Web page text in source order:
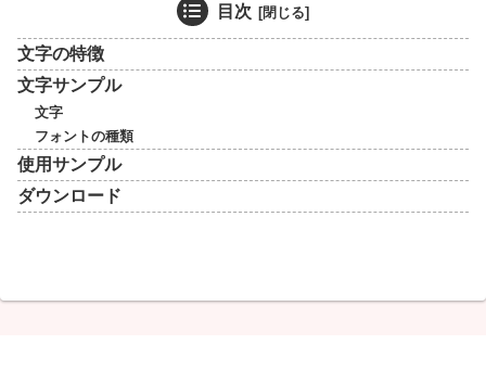
目次
文字の特徴
文字サンプル
文字
フォントの種類
使用サンプル
ダウンロード